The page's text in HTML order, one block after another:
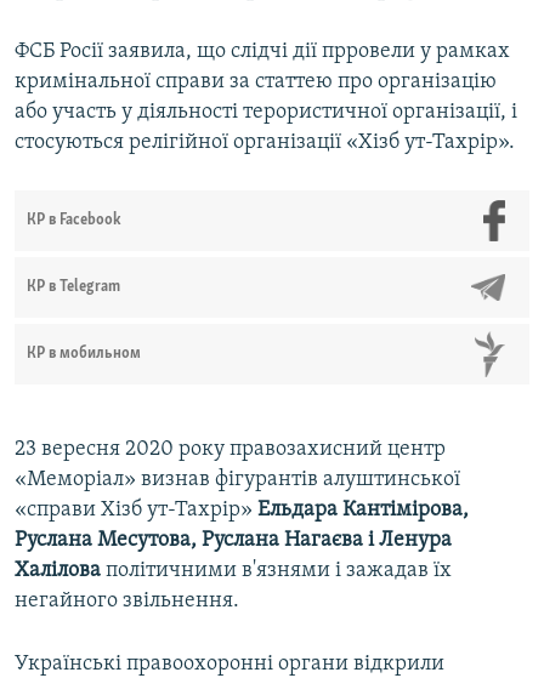
ФСБ Росії заявила, що слідчі дії прровели у рамках
кримінальної справи за статтею про організацію
або участь у діяльності терористичної організації, і
стосуються релігійної організації «Хізб ут-Тахрір».
КР в Facebook
КР в Telegram
КР в мобильном
23 вересня 2020 року правозахисний центр
«Меморіал» визнав фігурантів алуштинської
«справи Хізб ут-Тахрір» Ельдара Кантімірова,
Руслана Месутова, Руслана Нагаєва і Ленура
Халілова політичними в'язнями і зажадав їх
негайного звільнення.
Українські правоохоронні органи відкрили